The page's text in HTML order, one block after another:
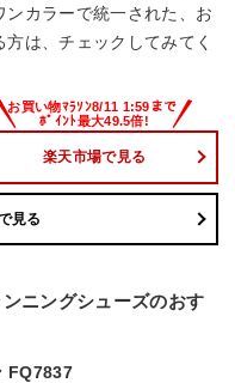
ンカラーで統一された、お
は、チェックしてみてく
楽天市場で見る
見る
ニングシューズのおす
FQ7837